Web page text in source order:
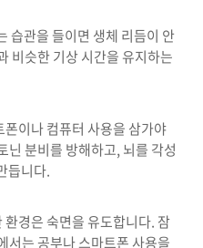
습관을 들이면 생체 리듬이 안
비슷한 기상 시간을 유지하는
이나 컴퓨터 사용을 삼가야
닌 분비를 방해하고, 뇌를 각성
듭니다.
경은 숙면을 유도합니다. 잠
서는 공부나 스마트폰 사용을